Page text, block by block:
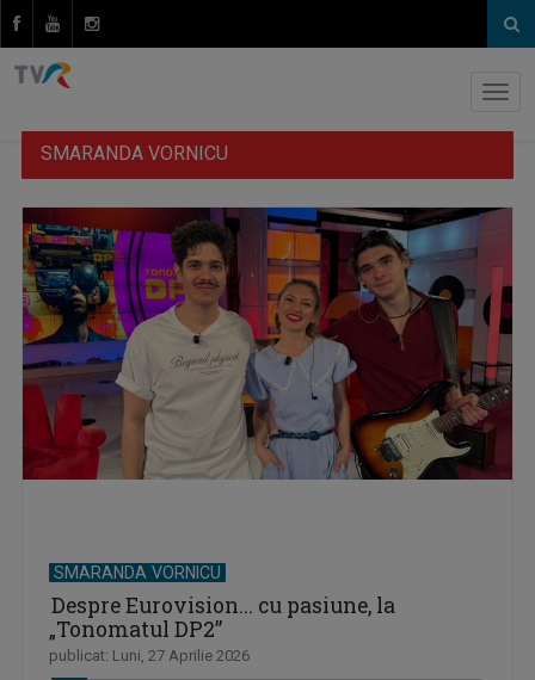
SMARANDA VORNICU
SMARANDA VORNICU
Despre Eurovision... cu pasiune, la
„Tonomatul DP2”
publicat: Luni, 27 Aprilie 2026